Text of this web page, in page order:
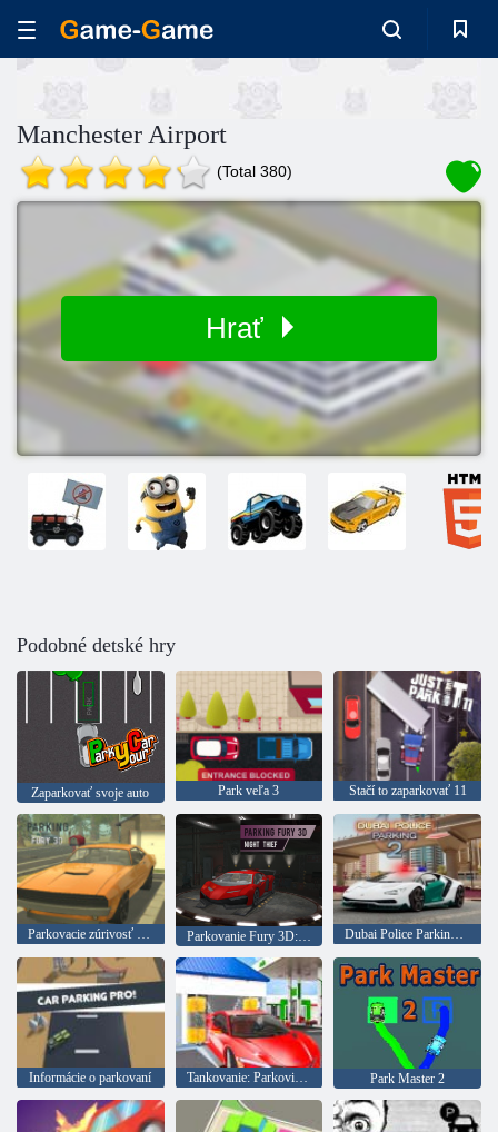
Manchester Airport
(Total 380)
Hrať
Podobné detské hry
Zaparkovať svoje auto Park veľa 3 Stačí to zaparkovať 11
Parkovacie zúrivosť 3D Parkovanie Fury 3D: Nočný zlodej Dubai Police Parking 2.
Informácie o parkovaní Tankovanie: Parkovisko Park Master 2